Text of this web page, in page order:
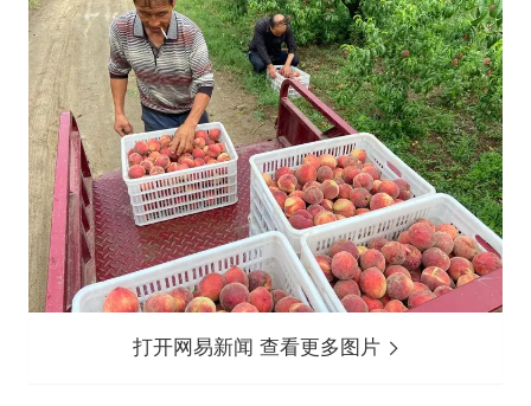
打开网易新闻 查看更多图片